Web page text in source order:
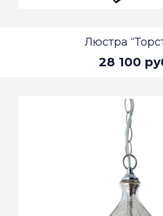
Люстра
28 100